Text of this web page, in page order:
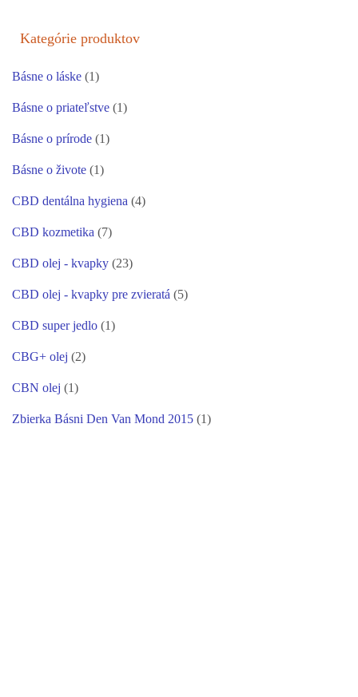
Kategórie produktov
Básne o láske (1)
Básne o priateľstve (1)
Básne o prírode (1)
Básne o živote (1)
CBD dentálna hygiena (4)
CBD kozmetika (7)
CBD olej - kvapky (23)
CBD olej - kvapky pre zvieratá (5)
CBD super jedlo (1)
CBG+ olej (2)
CBN olej (1)
Zbierka Básni Den Van Mond 2015 (1)